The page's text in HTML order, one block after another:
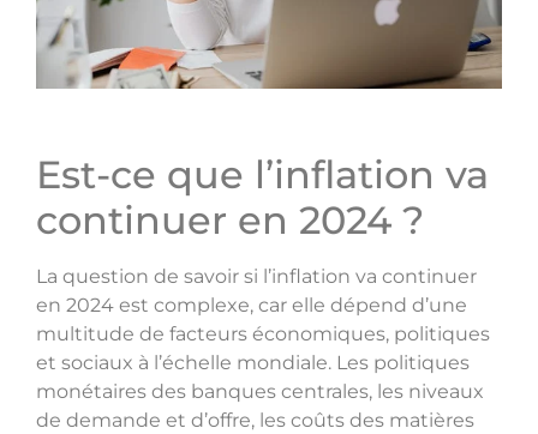
Est-ce que l’inflation va
continuer en 2024 ?
La question de savoir si l’inflation va continuer
en 2024 est complexe, car elle dépend d’une
multitude de facteurs économiques, politiques
et sociaux à l’échelle mondiale. Les politiques
monétaires des banques centrales, les niveaux
de demande et d’offre, les coûts des matières